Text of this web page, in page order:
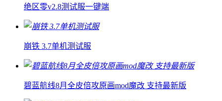
绝区零v2.8测试服一键端
崩铁 3.7单机测试服
碧蓝航线8月全皮倍攻原画mod魔改 支持最新版